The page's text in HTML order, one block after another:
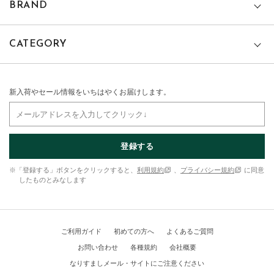
BRAND
CATEGORY
新入荷やセール情報をいちはやくお届けします。
登録する
※「登録する」ボタンをクリックすると、 利用規約 プライバシー規約
に同意
したものとみなします
ご利用ガイド 初めての方へ よくあるご質問
お問い合わせ 各種規約 会社概要
なりすましメール・サイトにご注意ください